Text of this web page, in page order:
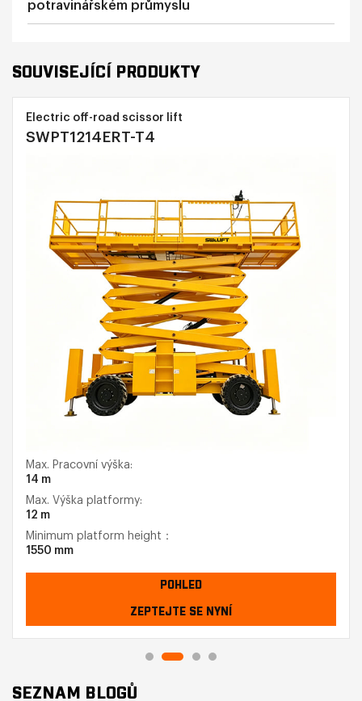
potravinářském průmyslu
SOUVISEJÍCÍ PRODUKTY
Electric off-road scissor lift
SWPT1214ERT-T4
Max. Pracovní výška:
14 m
Max. Výška platformy:
12 m
Minimum platform height：
1550 mm
POHLED
ZEPTEJTE SE NYNÍ
SEZNAM BLOGŮ